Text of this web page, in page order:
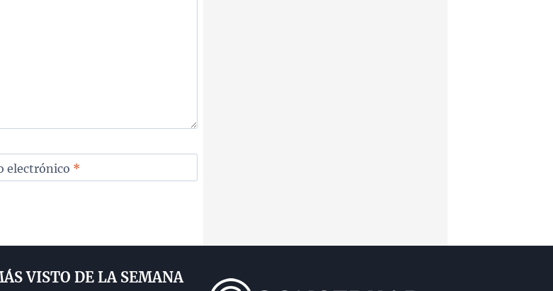
electrónico *
VISTO DE LA SEMANA